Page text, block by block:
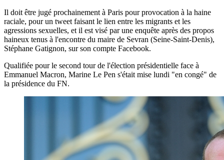
Il doit être jugé prochainement à Paris pour provocation à la haine
raciale, pour un tweet faisant le lien entre les migrants et les
agressions sexuelles, et il est visé par une enquête après des propos
haineux tenus à l'encontre du maire de Sevran (Seine-Saint-Denis),
Stéphane Gatignon, sur son compte Facebook.
Qualifiée pour le second tour de l'élection présidentielle face à
Emmanuel Macron, Marine Le Pen s'était mise lundi "en congé" de
la présidence du FN.